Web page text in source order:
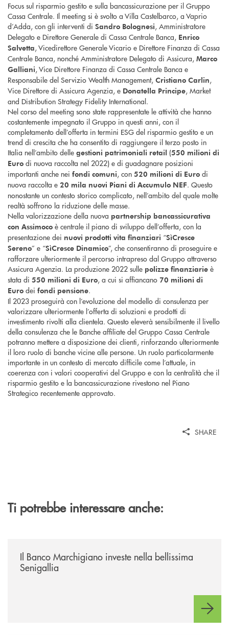
Focus sul risparmio gestito e sulla bancassicurazione per il Gruppo
Cassa Centrale. Il meeting si è svolto a Villa Castelbarco, a Vaprio
d’Adda, con gli interventi di Sandro Bolognesi, Amministratore
Delegato e Direttore Generale di Cassa Centrale Banca, Enrico
Salvetta, Vicedirettore Generale Vicario e Direttore Finanza di Cassa
Centrale Banca, nonché Amministratore Delegato di Assicura, Marco
Galliani, Vice Direttore Finanza di Cassa Centrale Banca e
Responsabile del Servizio Wealth Management, Cristiano Carlin,
Vice Direttore di Assicura Agenzia, e Donatella Principe, Market
and Distribution Strategy Fidelity International.
Nel corso del meeting sono state rappresentate le attività che hanno
costantemente impegnato il Gruppo in questi anni, con il
completamento dell’offerta in termini ESG del risparmio gestito e un
trend di crescita che ha consentito di raggiungere il terzo posto in
Italia nell’ambito delle gestioni patrimoniali retail (550 milioni di
Euro di nuova raccolta nel 2022) e di guadagnare posizioni
importanti anche nei fondi comuni, con 520 milioni di Euro di
nuova raccolta e 20 mila nuovi Piani di Accumulo NEF. Questo
nonostante un contesto storico complicato, nell’ambito del quale molte
realtà soffrono la riduzione delle masse.
Nella valorizzazione della nuova partnership bancassicurativa
con Assimoco è centrale il piano di sviluppo dell’offerta, con la
presentazione dei nuovi prodotti vita finanziari “SìCresce
Sereno” e “SìCresce Dinamico”, che consentiranno di proseguire e
rafforzare ulteriormente il percorso intrapreso dal Gruppo attraverso
Assicura Agenzia. La produzione 2022 sulle polizze finanziarie è
stata di 550 milioni di Euro, a cui si affiancano 70 milioni di
Euro dei fondi pensione.
Il 2023 proseguirà con l’evoluzione del modello di consulenza per
valorizzare ulteriormente l’offerta di soluzioni e prodotti di
investimento rivolti alla clientela. Questo eleverà sensibilmente il livello
della consulenza che le Banche affiliate del Gruppo Cassa Centrale
potranno mettere a disposizione dei clienti, rinforzando ulteriormente
il loro ruolo di banche vicine alle persone. Un ruolo particolarmente
importante in un contesto di mercato difficile come l’attuale, in
coerenza con i valori cooperativi del Gruppo e con la centralità che il
risparmio gestito e la bancassicurazione rivestono nel Piano
Strategico recentemente approvato.
SHARE
Ti potrebbe interessare anche:
Il Banco Marchigiano investe nella bellissima
Senigallia